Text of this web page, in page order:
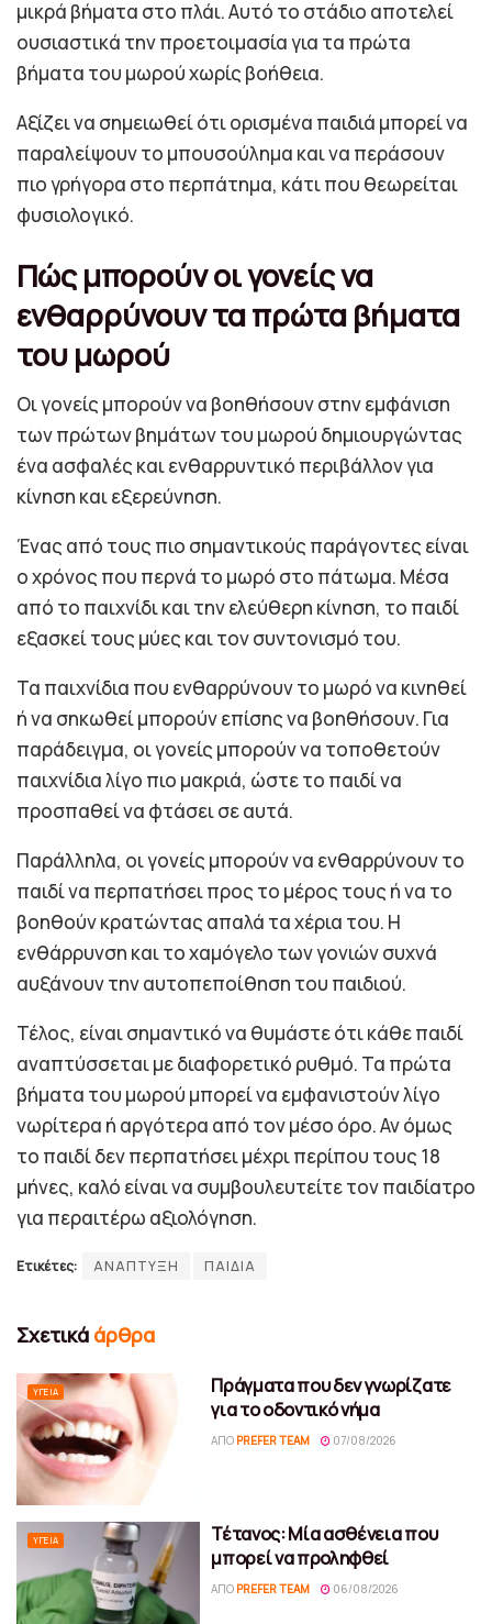
μικρά βήματα στο πλάι. Αυτό το στάδιο αποτελεί
ουσιαστικά την προετοιμασία για τα πρώτα
βήματα του μωρού χωρίς βοήθεια.
Αξίζει να σημειωθεί ότι ορισμένα παιδιά μπορεί να
παραλείψουν το μπουσούλημα και να περάσουν
πιο γρήγορα στο περπάτημα, κάτι που θεωρείται
φυσιολογικό.
Πώς μπορούν οι γονείς να
ενθαρρύνουν τα πρώτα βήματα
του μωρού
Οι γονείς μπορούν να βοηθήσουν στην εμφάνιση
των πρώτων βημάτων του μωρού δημιουργώντας
ένα ασφαλές και ενθαρρυντικό περιβάλλον για
κίνηση και εξερεύνηση.
Ένας από τους πιο σημαντικούς παράγοντες είναι
ο χρόνος που περνά το μωρό στο πάτωμα. Μέσα
από το παιχνίδι και την ελεύθερη κίνηση, το παιδί
εξασκεί τους μύες και τον συντονισμό του.
Τα παιχνίδια που ενθαρρύνουν το μωρό να κινηθεί
ή να σηκωθεί μπορούν επίσης να βοηθήσουν. Για
παράδειγμα, οι γονείς μπορούν να τοποθετούν
παιχνίδια λίγο πιο μακριά, ώστε το παιδί να
προσπαθεί να φτάσει σε αυτά.
Παράλληλα, οι γονείς μπορούν να ενθαρρύνουν το
παιδί να περπατήσει προς το μέρος τους ή να το
βοηθούν κρατώντας απαλά τα χέρια του. Η
ενθάρρυνση και το χαμόγελο των γονιών συχνά
αυξάνουν την αυτοπεποίθηση του παιδιού.
Τέλος, είναι σημαντικό να θυμάστε ότι κάθε παιδί
αναπτύσσεται με διαφορετικό ρυθμό. Τα πρώτα
βήματα του μωρού μπορεί να εμφανιστούν λίγο
νωρίτερα ή αργότερα από τον μέσο όρο. Αν όμως
το παιδί δεν περπατήσει μέχρι περίπου τους 18
μήνες, καλό είναι να συμβουλευτείτε τον παιδίατρο
για περαιτέρω αξιολόγηση.
Ετικέτες: ΑΝΑΠΤΥΞΗ ΠΑΙΔΙΑ
Σχετικά άρθρα
ΥΓΕΊΑ
Πράγματα που δεν γνωρίζατε
για το οδοντικό νήμα
ΑΠΌ PREFER TEAM 07/08/2026
ΥΓΕΊΑ
Τέτανος: Μία ασθένεια που
μπορεί να προληφθεί
ΑΠΌ PREFER TEAM 06/08/2026